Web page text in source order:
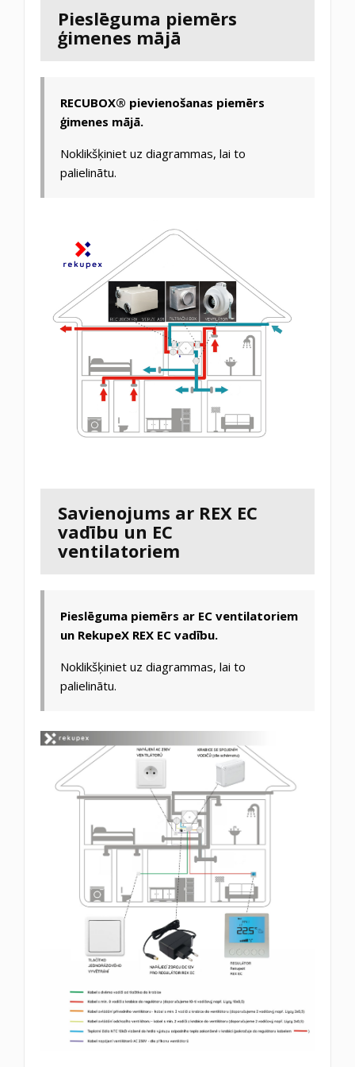
Pieslēguma piemērs
ģimenes mājā
RECUBOX® pievienošanas piemērs
ģimenes mājā.
Noklikšķiniet uz diagrammas, lai to
palielinātu.
Savienojums ar REX EC
vadību un EC
ventilatoriem
Pieslēguma piemērs ar EC ventilatoriem
un RekupeX REX EC vadību.
Noklikšķiniet uz diagrammas, lai to
palielinātu.